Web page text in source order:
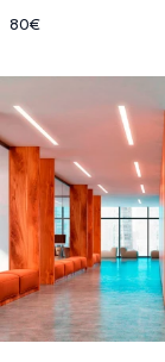
80€